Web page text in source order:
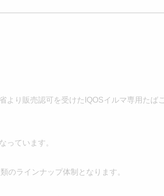
より販売認可を受けたIQOSイルマ専用たばこ
っています。
のラインナップ体制となります。